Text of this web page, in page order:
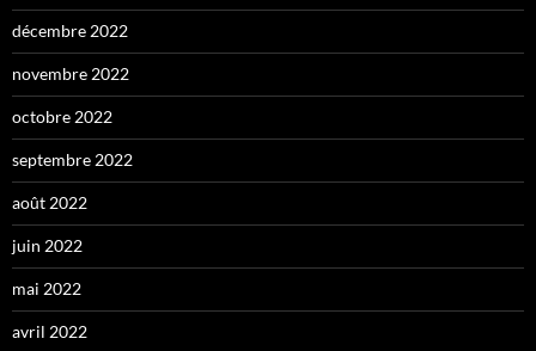
décembre 2022
novembre 2022
octobre 2022
septembre 2022
août 2022
juin 2022
mai 2022
avril 2022